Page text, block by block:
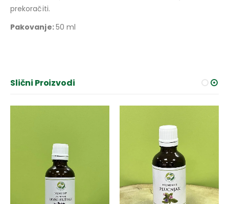
prekoračiti.
Pakovanje:50 ml
Slični Proizvodi